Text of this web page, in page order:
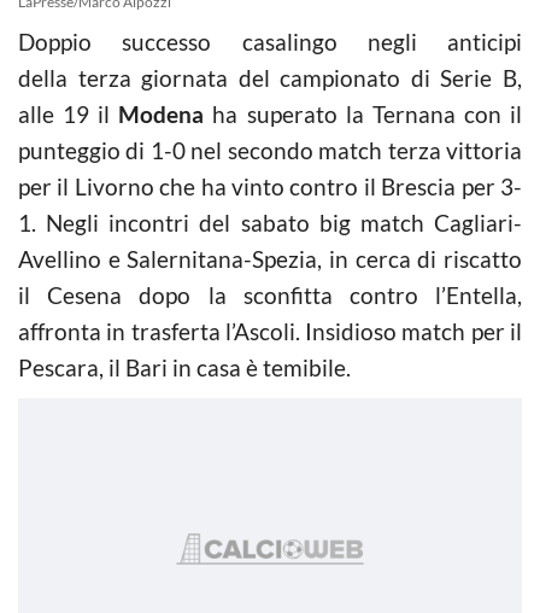
Doppio successo casalingo negli anticipi
della terza giornata del campionato di Serie B,
alle 19 il Modena ha superato la Ternana con il
punteggio di 1-0 nel secondo match terza vittoria
per il Livorno che ha vinto contro il Brescia per 3-
1. Negli incontri del sabato big match Cagliari-
Avellino e Salernitana-Spezia, in cerca di riscatto
il Cesena dopo la sconfitta contro l’Entella,
affronta in trasferta l’Ascoli. Insidioso match per il
Pescara, il Bari in casa è temibile.